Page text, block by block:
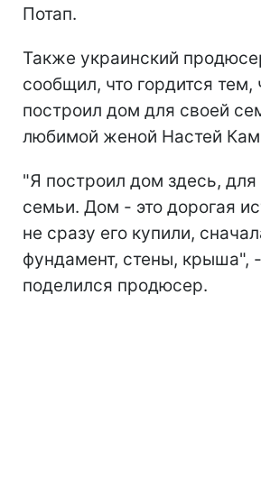
Потап.
Также украинский
сообщил, что гордится тем,
построил дом для своей
любимой женой Настей
"Я построил дом здесь,
семьи. Дом - это дорогая
не сразу его купили,
фундамент, стены, крыша", -
поделился продюсер.